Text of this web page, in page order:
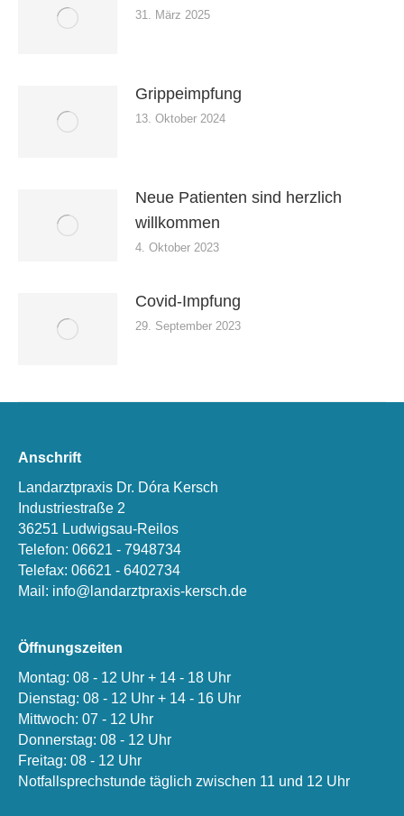
31. März 2025
Grippeimpfung
13. Oktober 2024
Neue Patienten sind herzlich
willkommen
4. Oktober 2023
Covid-Impfung
29. September 2023
Anschrift
Landarztpraxis Dr. Dóra Kersch
Industriestraße 2
36251 Ludwigsau-Reilos
Telefon: 06621 - 7948734
Telefax: 06621 - 6402734
Mail: info@landarztpraxis-kersch.de
Öffnungszeiten
Montag: 08 - 12 Uhr + 14 - 18 Uhr
Dienstag: 08 - 12 Uhr + 14 - 16 Uhr
Mittwoch: 07 - 12 Uhr
Donnerstag: 08 - 12 Uhr
Freitag: 08 - 12 Uhr
Notfallsprechstunde täglich zwischen 11 und 12 Uhr